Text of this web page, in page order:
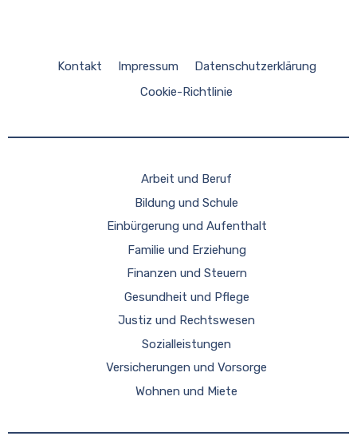
Kontakt Impressum
Datenschutzerklärung
Cookie-Richtlinie
Arbeit und Beruf
Bildung und Schule
Einbürgerung und Aufenthalt
Familie und Erziehung
Finanzen und Steuern
Gesundheit und Pflege
Justiz und Rechtswesen
Sozialleistungen
Versicherungen und Vorsorge
Wohnen und Miete